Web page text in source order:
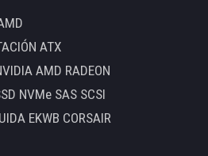
ATX
AMD RADEON
NVMe SAS SCSI
EKWB CORSAIR